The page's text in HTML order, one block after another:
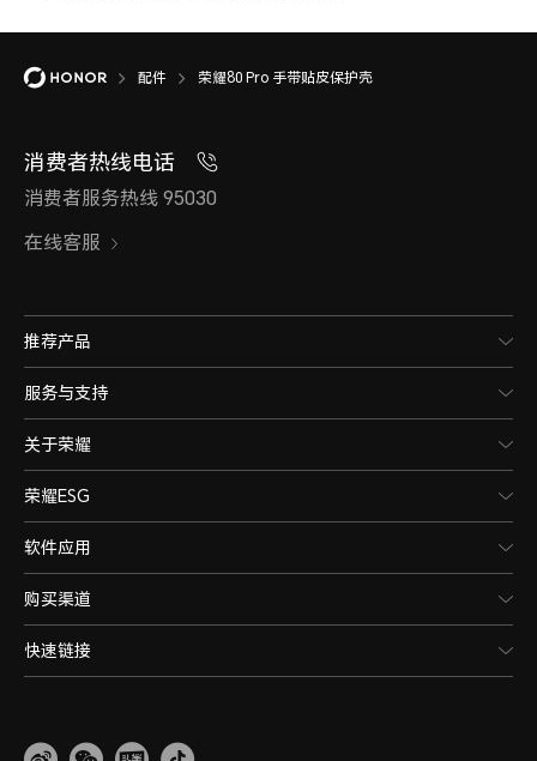
配件 荣耀80 Pro 手带贴皮保护壳
消费者热线电话
消费者服务热线 95030
在线客服
推荐产品
服务与支持
关于荣耀
荣耀ESG
软件应用
购买渠道
快速链接